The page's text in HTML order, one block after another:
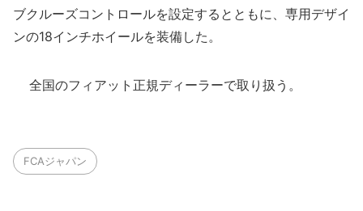
ブクルーズコントロールを設定するとともに、専用デザイ
ンの18インチホイールを装備した。
全国のフィアット正規ディーラーで取り扱う。
FCAジャパン